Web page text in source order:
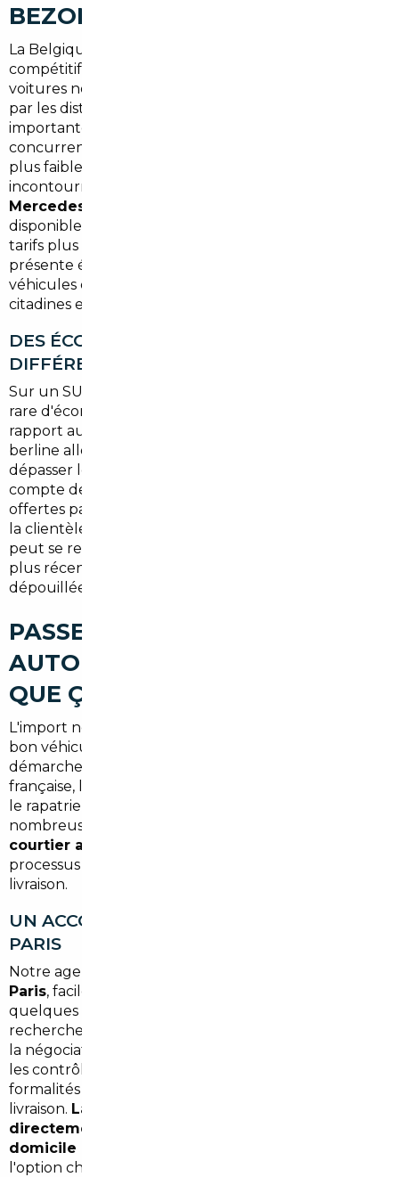
BEZONS
La Belgique reste l'un des marchés les plus
compétitifs d'Europe occidentale pour l'achat de
voitures neuves et récentes. Les remises accordées
par les distributeurs y sont structurellement plus
importantes qu'en France, en raison d'une
concurrence plus dense et de marges distributeur
plus faibles. L'Allemagne, de son côté, est
incontournable pour les véhicules premium :
Mercedes, Audi ou Volkswagen
disponibles avec des configurations plus riches et des
tarifs plus accessibles qu'en France. Le Portugal
présente également des opportunités sur les
véhicules d'occasion récents, notamment pour les
citadines et les SUV compacts.
DES ÉCONOMIES QUI FONT LA
DIFFÉRENCE
Sur un SUV familial importé de Belgique, il n'est pas
rare d'économiser entre
rapport au prix concessionnaire français. Sur une
berline allemande de segment D, le delta peut
dépasser les
compte des options supplémentaires souvent
offertes par les distributeurs étrangers pour fidéliser
la clientèle. Concrètement, un résident de Bezons
peut se retrouver avec une voiture mieux équipée,
plus récente, pour le même budget qu'une version
dépouillée achetée localement.
PASSER PAR UN COURTIER
AUTOMOBILE À BEZONS : CE
QUE ÇA CHANGE VRAIMENT
L'import ne s'improvise pas. Entre la recherche du
bon véhicule, la vérification de l'historique, les
démarches administratives d'immatriculation
française, la gestion de la TVA intracommunautaire et
le rapatriement du véhicule, les étapes sont
nombreuses et techniques. C'est là qu'intervient le
courtier automobile
processus pour vous, de la sélection du véhicule à sa
livraison.
UN ACCOMPAGNEMENT DE A À Z DEPUIS
PARIS
Notre agence partenaire la plus proche est basée à
Paris, facilement accessible depuis Bezons en
quelques minutes. Elle prend en charge la
recherche du véhicule correspondant à votre profil,
la négociation auprès des distributeurs européens,
les contrôles techniques préalables, l'ensemble des
formalités douanières et administratives, puis la
livraison. La livraison peut être effectuée
directement à l'agence parisienne ou à votre
domicile à Bezons
l'option choisie. Vous n'avez à gérer aucune